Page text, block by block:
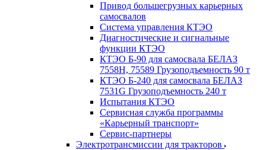
Привод большегрузных карьерных
самосвалов
Система управления КТЭО
Диагностические и сигнальные
функции КТЭО
КТЭО Б-90 для самосвала БЕЛАЗ
7558H, 75589 Грузоподъемность 90 т
КТЭО Б-240 для самосвала БЕЛАЗ
7531G Грузоподъемность 240 т
Испытания КТЭО
Сервисная служба программы
«Карьерный транспорт»
Сервис-партнеры
Электротрансмиссии для тракторов